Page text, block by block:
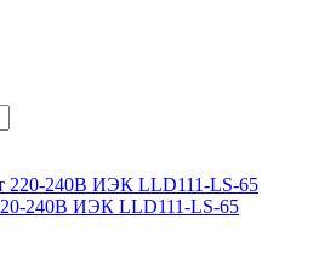
240В ИЭК LLD111-LS-65